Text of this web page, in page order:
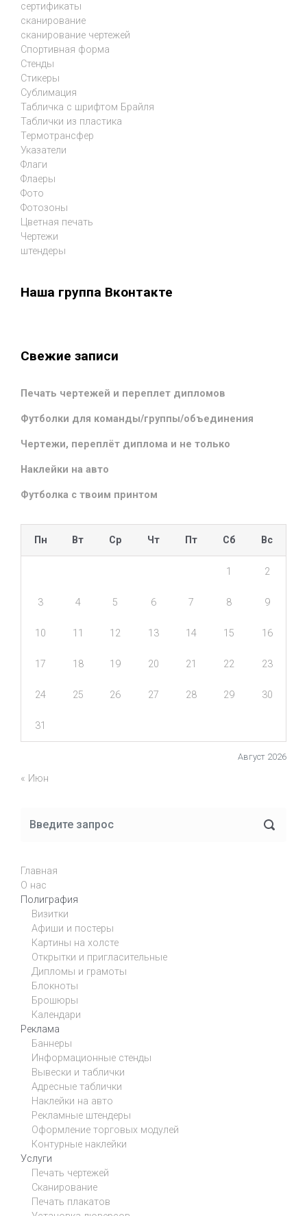
сертификаты
сканирование
сканирование чертежей
Спортивная форма
Стенды
Стикеры
Сублимация
Табличка с шрифтом Брайля
Таблички из пластика
Термотрансфер
Указатели
Флаги
Флаеры
Фото
Фотозоны
Цветная печать
Чертежи
штендеры
Наша группа Вконтакте
Свежие записи
Печать чертежей и переплет дипломов
Футболки для команды/группы/объединения
Чертежи, переплёт диплома и не только
Наклейки на авто
Футболка с твоим принтом
Август 2026
Пн Вт Ср Чт Пт Сб Вс
1 2
3 4 5 6 7 8 9
10 11 12 13 14 15 16
17 18 19 20 21 22 23
24 25 26 27 28 29 30
31
« Июн
Главная
О нас
Полиграфия
Визитки
Афиши и постеры
Картины на холсте
Открытки и пригласительные
Дипломы и грамоты
Блокноты
Брошюры
Календари
Реклама
Баннеры
Информационные стенды
Вывески и таблички
Адресные таблички
Наклейки на авто
Рекламные штендеры
Оформление торговых модулей
Контурные наклейки
Услуги
Печать чертежей
Сканирование
Печать плакатов